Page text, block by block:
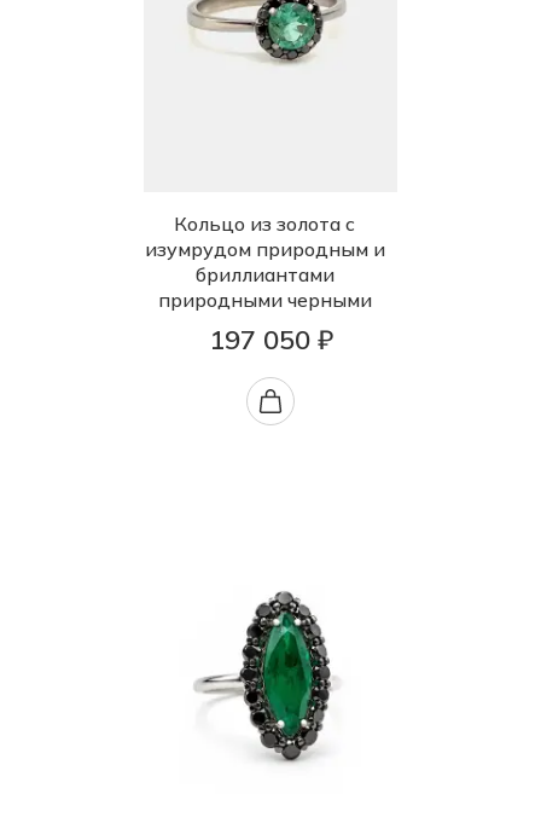
Кольцо из золота с
изумрудом природным и
бриллиантами
природными черными
197 050 ₽